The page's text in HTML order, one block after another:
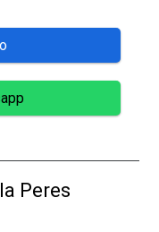
Peres